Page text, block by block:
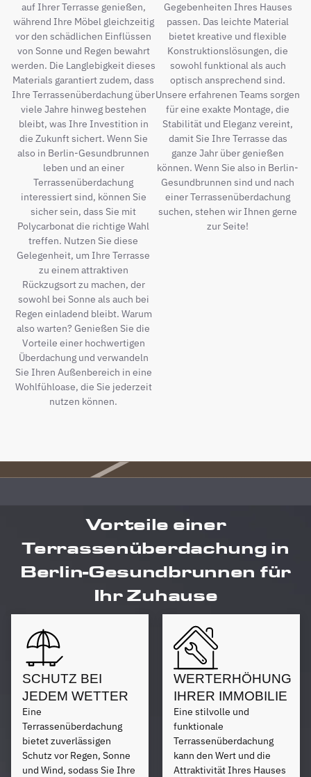
auf Ihrer Terrasse genießen,
während Ihre Möbel gleichzeitig
vor den schädlichen Einflüssen
von Sonne und Regen bewahrt
werden. Die Langlebigkeit dieses
Materials garantiert zudem, dass
Ihre Terrassenüberdachung über
viele Jahre hinweg bestehen
bleibt, was Ihre Investition in
die Zukunft sichert. Wenn Sie
also in Berlin-Gesundbrunnen
leben und an einer
Terrassenüberdachung
interessiert sind, können Sie
sicher sein, dass Sie mit
Polycarbonat die richtige Wahl
treffen. Nutzen Sie diese
Gelegenheit, um Ihre Terrasse
zu einem attraktiven
Rückzugsort zu machen, der
sowohl bei Sonne als auch bei
Regen einladend bleibt. Warum
also warten? Genießen Sie die
Vorteile einer hochwertigen
Überdachung und verwandeln
Sie Ihren Außenbereich in eine
Wohlfühloase, die Sie jederzeit
nutzen können.
Gegebenheiten Ihres Hauses
passen. Das leichte Material
bietet kreative und flexible
Konstruktionslösungen, die
sowohl funktional als auch
optisch ansprechend sind.
Unsere erfahrenen Teams sorgen
für eine exakte Montage, die
Stabilität und Eleganz vereint,
damit Sie Ihre Terrasse das
ganze Jahr über genießen
können. Wenn Sie also in Berlin-
Gesundbrunnen sind und nach
einer Terrassenüberdachung
suchen, stehen wir Ihnen gerne
zur Seite!
Vorteile einer
Terrassenüberdachung in
Berlin-Gesundbrunnen für
Ihr Zuhause
SCHUTZ BEI
JEDEM WETTER
Eine
Terrassenüberdachung
bietet zuverlässigen
Schutz vor Regen, Sonne
und Wind, sodass Sie Ihre
WERTERHÖHUNG
IHRER IMMOBILIE
Eine stilvolle und
funktionale
Terrassenüberdachung
kann den Wert und die
Attraktivität Ihres Hauses